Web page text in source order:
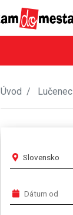
Úvod Lučenec
Slovensko